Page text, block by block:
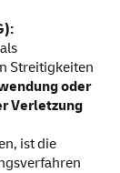
Streitigkeiten
oder
Verletzung
ist die